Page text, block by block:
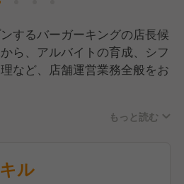
するバーガーキングの店長候
ら、アルバイトの育成、シフ
など、店舗運営業務全般をお
覚えるところからスタート。
ューの調理など、基礎からお
もっと読む
ル